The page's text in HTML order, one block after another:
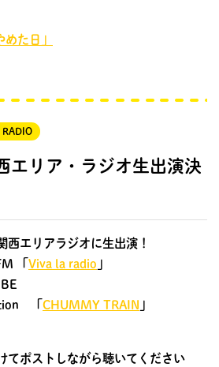
た日」
エリア・ラジオ生出演決
エリアラジオに生出演！
「Viva la radio 」
「CHUMMY TRAIN 」
てポストしながら聴いてください